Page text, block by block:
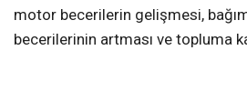
motor becerilerin gelişmesi,
becerilerinin artması ve topluma